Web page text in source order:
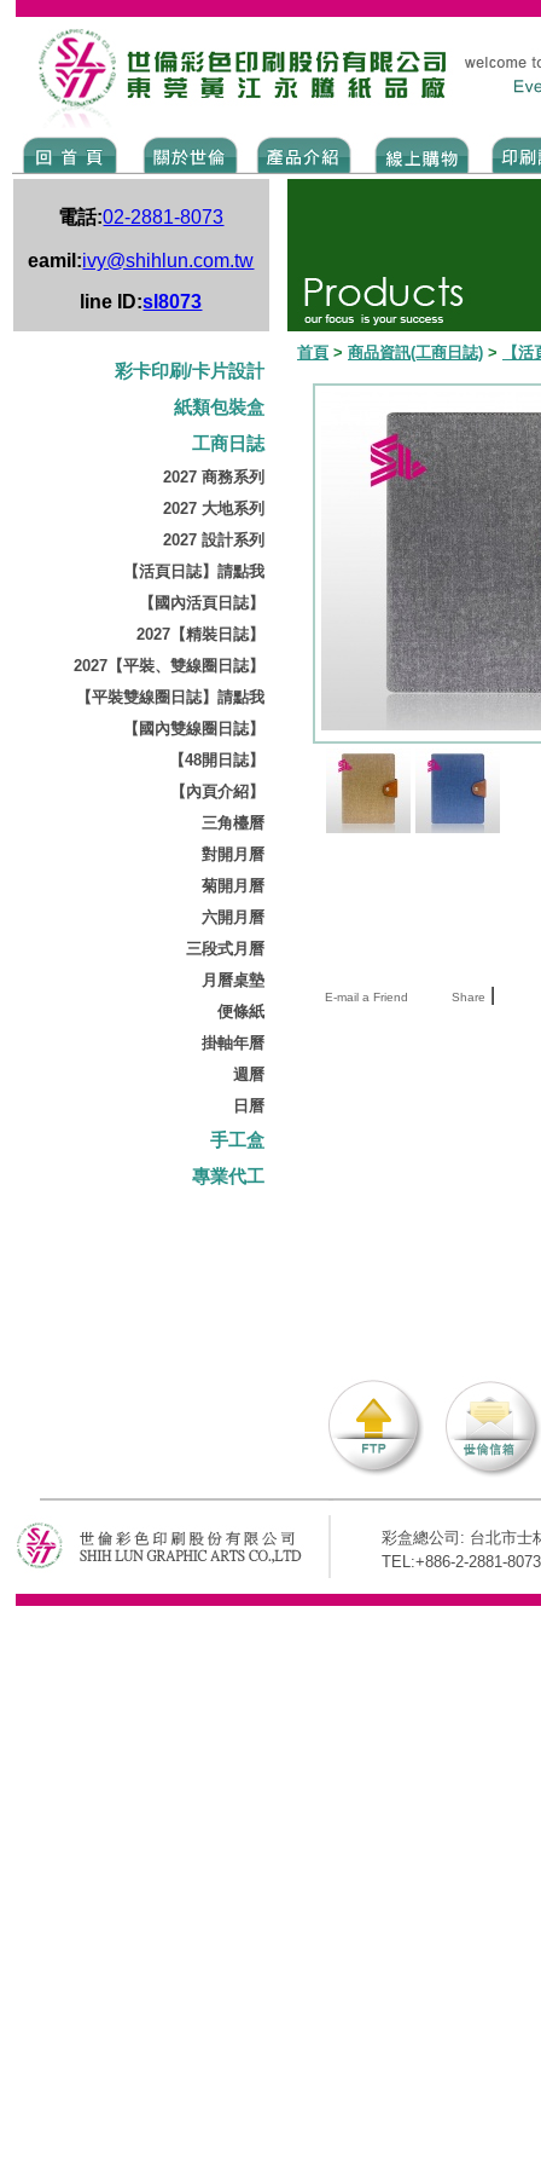
電話:02-2881-8073
eamil:ivy@shihlun.com.tw
line ID:sl8073
彩卡印刷/卡片設計
紙類包裝盒
工商日誌
2027 商務系列
2027 大地系列
2027 設計系列
【活頁日誌】請點我
【國內活頁日誌】
2027【精裝日誌】
2027【平裝、雙線圈日誌】
【平裝雙線圈日誌】請點我
【國內雙線圈日誌】
【48開日誌】
【內頁介紹】
三角檯曆
對開月曆
菊開月曆
六開月曆
三段式月曆
月曆桌墊
便條紙
掛軸年曆
週曆
日曆
手工盒
專業代工
首頁 > 商品資訊(工商日誌) > 【
E-mail a Friend Share
彩盒總公司: 台北市士
TEL:+886-2-2881-